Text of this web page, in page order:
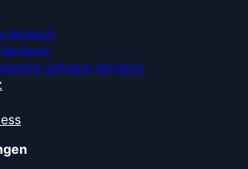
Vergleich
Software-Vergleich